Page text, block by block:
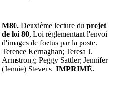
M80. Deuxième lecture du projet
de loi 80, Loi réglementant l'envoi
d'images de foetus par la poste.
Terence Kernaghan; Teresa J.
Armstrong; Peggy Sattler; Jennifer
(Jennie) Stevens. IMPRIMÉ.